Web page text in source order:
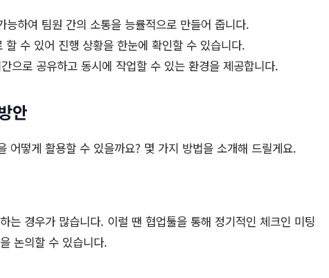
하여 팀원 간의 소통을 능률적으로 만들어 줍니다.
수 있어 진행 상황을 한눈에 확인할 수 있습니다.
로 공유하고 동시에 작업할 수 있는 환경을 제공합니다.
안
어떻게 활용할 수 있을까요? 몇 가지 방법을 소개해 드릴게요.
는 경우가 많습니다. 이럴 땐 협업툴을 통해 정기적인 체크인 미팅
논의할 수 있습니다.